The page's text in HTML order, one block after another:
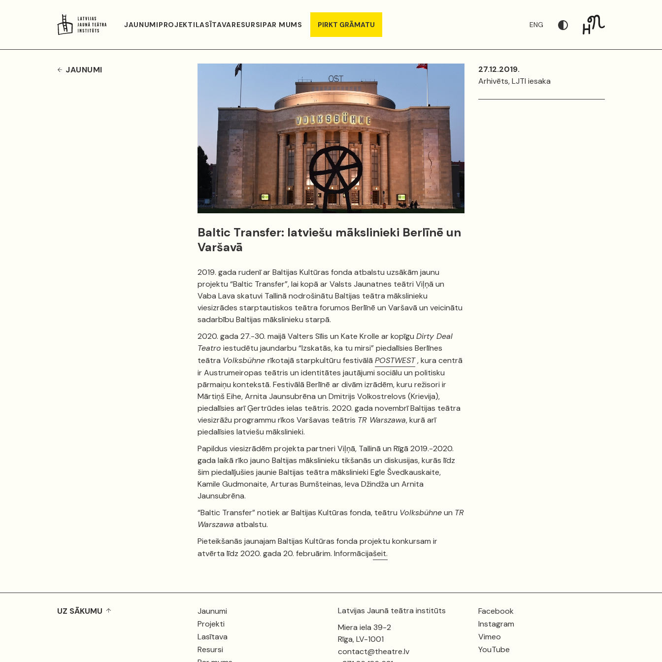
JAUNUMIPROJEKTILASĪTAVARESURSIPAR MUMS PIRKT GRĀMATU ENG
JAUNUMI
Baltic Transfer: latviešu mākslinieki Berlīnē un
Varšavā
2019. gada rudenī ar Baltijas Kultūras fonda atbalstu uzsākām jaunu
projektu “Baltic Transfer”, lai kopā ar Valsts Jaunatnes teātri Viļņā un
Vaba Lava skatuvi Tallinā nodrošinātu Baltijas teātra mākslinieku
viesizrādes starptautiskos teātra forumos Berlīnē un Varšavā un veicinātu
sadarbību Baltijas mākslinieku starpā.
2020. gada 27.-30. maijā Valters Sīlis un Kate Krolle ar kopīgu Dirty Deal
Teatro iestudētu jaundarbu “Izskatās, ka tu mirsi” piedalīsies Berlīnes
teātra Volksbühne rīkotajā starpkultūru festivālā POSTWEST, kura centrā
ir Austrumeiropas teātris un identitātes jautājumi sociālu un politisku
pārmaiņu kontekstā. Festivālā Berlīnē ar divām izrādēm, kuru režisori ir
Mārtiņš Eihe, Arnita Jaunsubrēna un Dmitrijs Volkostrelovs (Krievija),
piedalīsies arī Ģertrūdes ielas teātris. 2020. gada novembrī Baltijas teātra
viesizrāžu programmu rīkos Varšavas teātris TR Warszawa, kurā arī
piedalīsies latviešu mākslinieki.
Papildus viesizrādēm projekta partneri Viļņā, Tallinā un Rīgā 2019.-2020.
gada laikā rīko jauno Baltijas mākslinieku tikšanās un diskusijas, kurās līdz
šim piedalījušies jaunie Baltijas teātra mākslinieki Egle Švedkauskaite,
Kamile Gudmonaite, Arturas Bumšteinas, Ieva Džindža un Arnita
Jaunsubrēna.
“Baltic Transfer” notiek ar Baltijas Kultūras fonda, teātru Volksbühneun TR
Warszawa atbalstu.
Pieteikšanās jaunajam Baltijas Kultūras fonda projektu konkursam ir
atvērta līdz 2020. gada 20. februārim. Informācijašeit.
27.12.2019.
Arhivēts, LJTI iesaka
UZ SĀKUMU
Jaunumi
Projekti
Lasītava
Resursi
Latvijas Jaunā teātra institūts
Miera iela 39-2
Rīga, LV-1001
contact@theatre.lv
Facebook
Instagram
Vimeo
YouTube